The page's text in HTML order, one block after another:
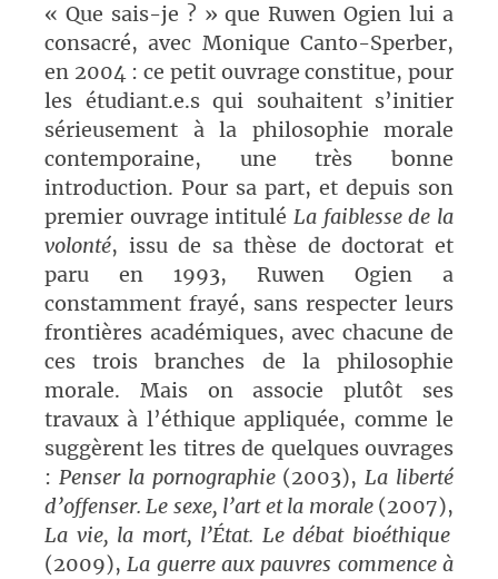
« Que sais-je ? » que Ruwen Ogien lui a
consacré, avec Monique Canto-Sperber,
en 2004 : ce petit ouvrage constitue, pour
les étudiant.e.s qui souhaitent s’initier
sérieusement à la philosophie morale
contemporaine, une très bonne
introduction. Pour sa part, et depuis son
premier ouvrage intitulé La faiblesse de la
volonté, issu de sa thèse de doctorat et
paru en 1993, Ruwen Ogien a
constamment frayé, sans respecter leurs
frontières académiques, avec chacune de
ces trois branches de la philosophie
morale. Mais on associe plutôt ses
travaux à l’éthique appliquée, comme le
suggèrent les titres de quelques ouvrages
: Penser la pornographie(2003),La liberté
d’offenser. Le sexe, l’art et la morale(2007),
La vie, la mort, l’État. Le débat bioéthique
(2009),La guerre aux pauvres commence à